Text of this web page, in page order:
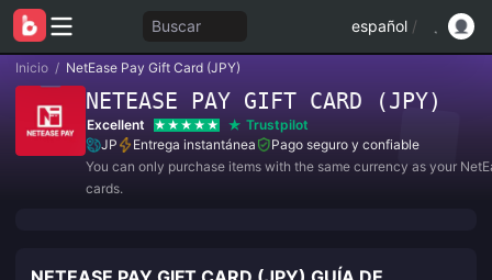
Buscar español /
Inicio / NetEase Pay Gift Card (JPY)
NETEASE PAY GIFT CARD (JPY)
Excellent
Trustpilot
JP
Entrega instantánea
Pago seguro y confiable
You can only purchase items with the same currency as your
cards.